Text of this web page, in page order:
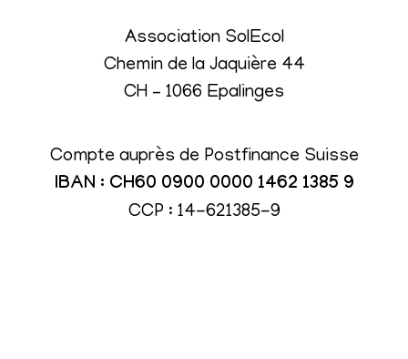
Association SolEcol
Chemin de la Jaquière 44
CH – 1066 Epalinges
Compte auprès de Postfinance Suisse
IBAN : CH60 0900 0000 1462 1385 9
CCP : 14-621385-9